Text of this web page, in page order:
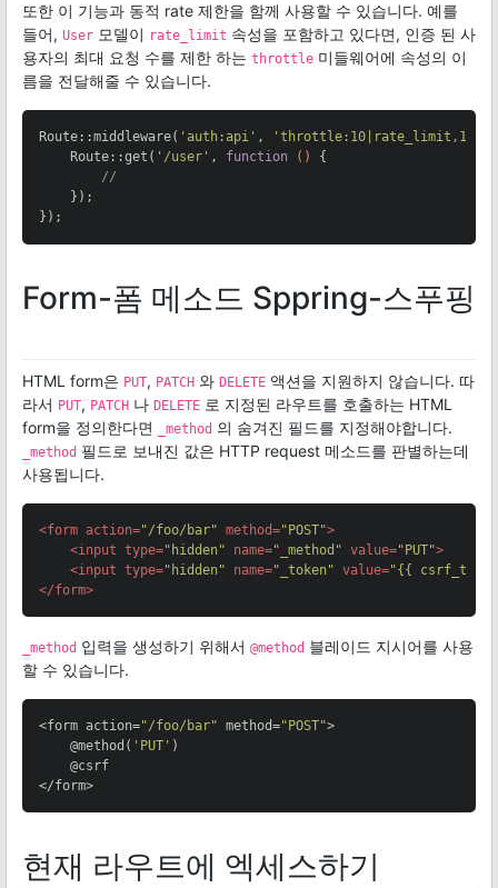
또한 이 기능과 동적 rate 제한을 함께 사용할 수 있습니다. 예를
들어, User 모델이 rate_limit 속성을 포함하고 있다면, 인증 된 사
용자의 최대 요청 수를 제한 하는 throttle 미들웨어에 속성의 이
름을 전달해줄 수 있습니다.
Route::middleware( 'auth:api' , 'throttle:10|rate_limit,1'
    Route::get(
'/user' , function ()
{
//
    });
});
Form-폼 메소드 Sppring-스푸핑
HTML form은 PUT, PATCH 와 DELETE 액션을 지원하지 않습니다. 따
라서 PUT, PATCH 나 DELETE 로 지정된 라우트를 호출하는 HTML
form을 정의한다면
_method 의 숨겨진 필드를 지정해야합니다.
_method 필드로 보내진 값은 HTTP request 메소드를 판별하는데
사용됩니다.
<form action="/foo/bar" method="POST">
<input type="hidden" name="_method" value="PUT">
<input type="hidden" name="_token" value="{{
</form>
_method 입력을 생성하기 위해서 @method 블레이드 지시어를 사용
할 수 있습니다.
<form action="/foo/bar" method="POST">
    @method(
'PUT' )
    @csrf
</form>
현재 라우트에 엑세스하기